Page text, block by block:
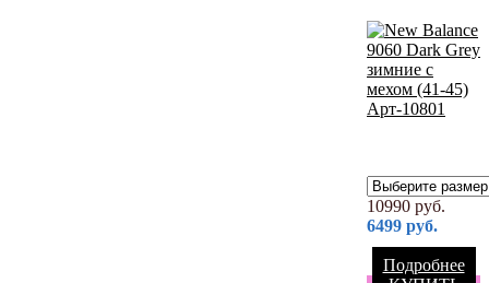
10990 руб.
6499 руб.
Подробнее